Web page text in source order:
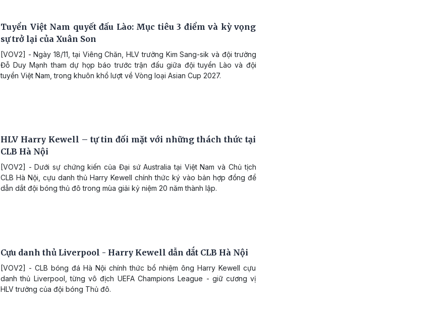
Tuyển Việt Nam quyết đấu Lào: Mục tiêu 3 điểm và kỳ vọng
sự trở lại của Xuân Son
[VOV2] - Ngày 18/11, tại Viêng Chăn, HLV trưởng Kim Sang-sik và đội trưởng
Đỗ Duy Mạnh tham dự họp báo trước trận đấu giữa đội tuyển Lào và đội
tuyển Việt Nam, trong khuôn khổ lượt về Vòng loại Asian Cup 2027.
HLV Harry Kewell – tự tin đối mặt với những thách thức tại
CLB Hà Nội
[VOV2] - Dưới sự chứng kiến của Đại sứ Australia tại Việt Nam và Chủ tịch
CLB Hà Nội, cựu danh thủ Harry Kewell chính thức ký vào bản hợp đồng để
dẫn dắt đội bóng thủ đô trong mùa giải kỷ niệm 20 năm thành lập.
Cựu danh thủ Liverpool - Harry Kewell dẫn dắt CLB Hà Nội
[VOV2] - CLB bóng đá Hà Nội chính thức bổ nhiệm ông Harry Kewell cựu
danh thủ Liverpool, từng vô địch UEFA Champions League - giữ cương vị
HLV trưởng của đội bóng Thủ đô.